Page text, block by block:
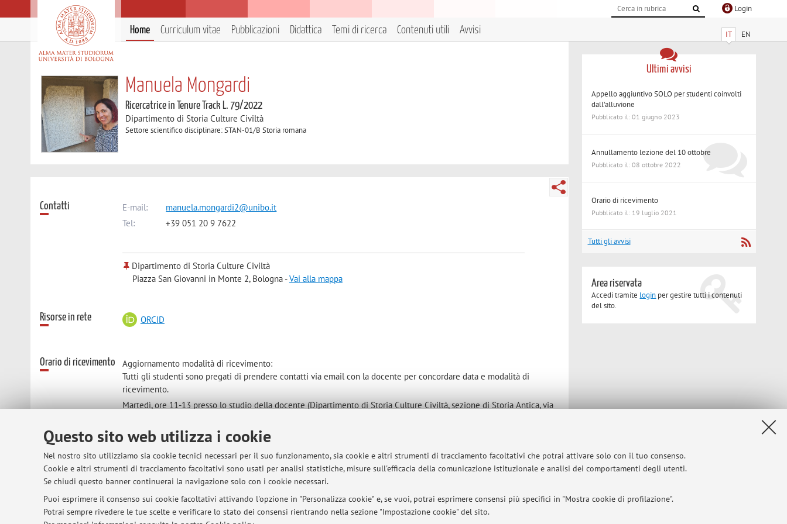
Questo sito web utilizza i cookie
Nel nostro sito utilizziamo sia cookie tecnici necessari per il suo funzionamento, sia cookie e altri strumenti di tracciamento facoltativi che potrai attivare solo con il tuo consenso.
Cookie e altri strumenti di tracciamento facoltativi sono usati per analisi statistiche, misure sull'efficacia della comunicazione istituzionale e analisi dei comportamenti degli utenti.
Se chiudi questo banner continuerai la navigazione solo con i cookie necessari.
Puoi esprimere il consenso sui cookie facoltativi attivando l'opzione in "Personalizza cookie" e, se vuoi, potrai esprimere consensi più specifici in "Mostra cookie di profilazione".
Potrai sempre rivedere le tue scelte e verificare lo stato dei consensi rientrando nella sezione "Impostazione cookie" del sito.
Login
IT EN
Home Curriculum vitae Pubblicazioni Didattica Temi di ricerca Contenuti utili Avvisi
Manuela Mongardi
Ricercatrice in Tenure Track L. 79/2022
Dipartimento di Storia Culture Civiltà
Settore scientifico disciplinare: STAN-01/B Storia romana
Contatti E-mail:
manuela.mongardi2@unibo.it
Tel:
+39 051 20 9 7622
Dipartimento di Storia Culture Civiltà
Piazza San Giovanni in Monte 2, Bologna -Vai alla mappa
Risorse in rete ORCID
Orario di ricevimento
Aggiornamento modalità di ricevimento:
Tutti gli studenti sono pregati di prendere contatti via email con la docente per concordare data e modalità di
ricevimento.
Martedì, ore 11-13 presso lo studio della docente (Dipartimento di Storia Culture Civiltà, sezione di Storia Antica, via
Ultimi avvisi
Appello aggiuntivo SOLO per studenti coinvolti
dall'alluvione
Pubblicato il: 01 giugno 2023
Annullamento lezione del 10 ottobre
Pubblicato il: 08 ottobre 2022
Orario di ricevimento
Pubblicato il: 19 luglio 2021
Tutti gli avvisi
Area riservata
Accedi tramite login per gestire tutti i contenuti
del sito.
© 2026 - ALMA MATER STUDIORUM - Università di Bologna - Via Zamboni, 33 - 40126 Bologna - Partita IVA: 01131710376 Impostazioni Cookie